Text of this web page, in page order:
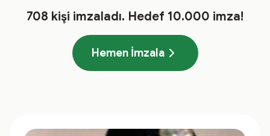
708 kişi imzaladı. Hedef 10.000 imza!
Hemen İmzala